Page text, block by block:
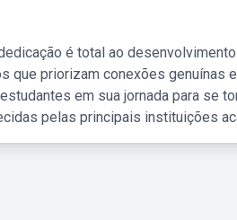
é total ao
que priorizam conexões genuínas
em sua jornada para se
pelas principais instituições